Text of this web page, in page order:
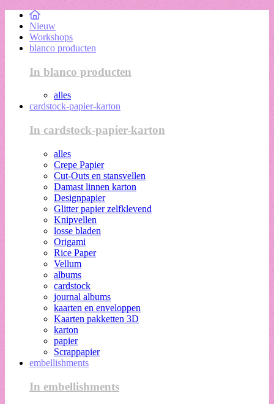
Nieuw
Workshops
blanco producten
In blanco producten
alles
cardstock-papier-karton
In cardstock-papier-karton
alles
Crepe Papier
Cut-Outs en stansvellen
Damast linnen karton
Designpapier
Glitter papier zelfklevend
Knipvellen
losse bladen
Origami
Rice Paper
Vellum
albums
cardstock
journal albums
kaarten en enveloppen
Kaarten pakketten 3D
karton
papier
Scrappapier
embellishments
In embellishments